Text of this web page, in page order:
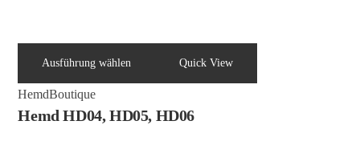
Ausführung wählen Quick View
HemdBoutique
Hemd HD04, HD05, HD06